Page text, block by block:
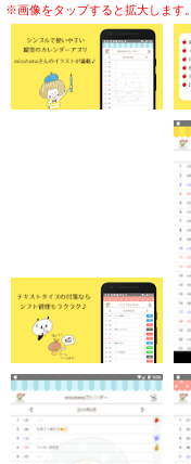
※画像をタップすると拡大します。